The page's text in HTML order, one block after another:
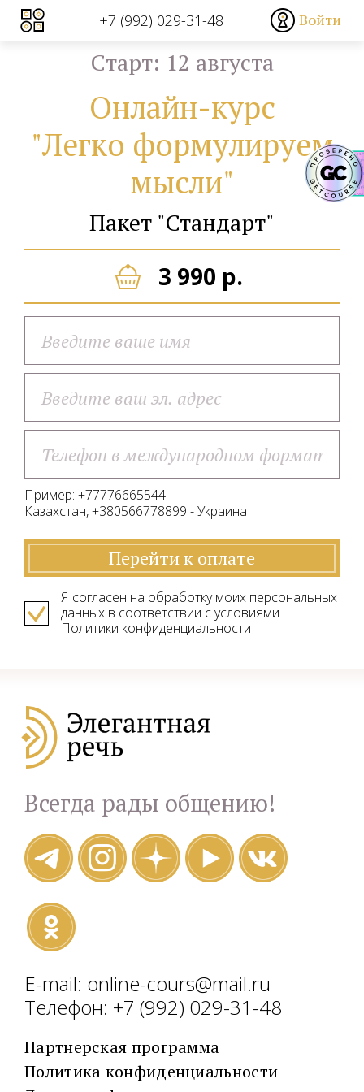
+7 (992) 029-31-48 Войти
Cтарт: 12 августа
Онлайн-курс
"Легко формулируем
мысли"
Пакет "Стандарт"
3 990 р.
Пример: +77776665544 -
Казахстан, +380566778899 - Украина
Перейти к оплате
Я согласен на обработку моих персональных
данных в соответствии с условиями
Политики конфиденциальности
Всегда рады общению!
E-mail: online-cours@mail.ru
Телефон: +7 (992) 029-31-48
Партнерская программа
Политика конфиденциальности